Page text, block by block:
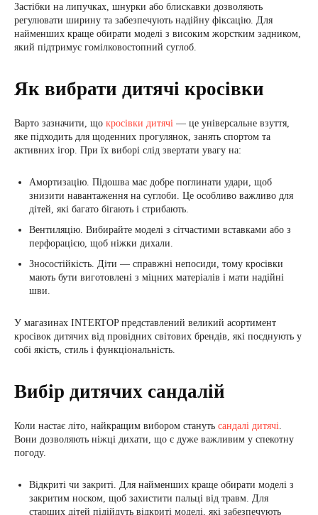
Застібки на липучках, шнурки або блискавки дозволяють
регулювати ширину та забезпечують надійну фіксацію. Для
найменших краще обирати моделі з високим жорстким задником,
який підтримує гомілковостопний суглоб.
Як вибрати дитячі кросівки
Варто зазначити, що кросівки дитячі — це універсальне взуття,
яке підходить для щоденних прогулянок, занять спортом та
активних ігор. При їх виборі слід звертати увагу на:
Амортизацію. Підошва має добре поглинати удари, щоб
знизити навантаження на суглоби. Це особливо важливо для
дітей, які багато бігають і стрибають.
Вентиляцію. Вибирайте моделі з сітчастими вставками або з
перфорацією, щоб ніжки дихали.
Зносостійкість. Діти — справжні непосиди, тому кросівки
мають бути виготовлені з міцних матеріалів і мати надійні
шви.
У магазинах INTERTOP представлений великий асортимент
кросівок дитячих від провідних світових брендів, які поєднують у
собі якість, стиль і функціональність.
Вибір дитячих сандалій
Коли настає літо, найкращим вибором стануть сандалі дитячі.
Вони дозволяють ніжці дихати, що є дуже важливим у спекотну
погоду.
Відкриті чи закриті. Для найменших краще обирати моделі з
закритим носком, щоб захистити пальці від травм. Для
старших дітей підійдуть відкриті моделі, які забезпечують